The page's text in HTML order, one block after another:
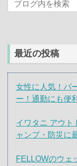
最近の投稿
女性に人気！パ
ー！通勤にも便利
イワタニ アウト
ャンプ・防災に
FELLOWのウェ